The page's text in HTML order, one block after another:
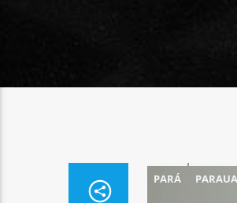
PARÁ